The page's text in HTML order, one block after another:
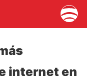
internet en